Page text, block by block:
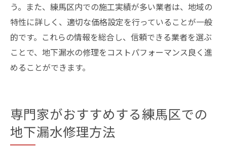
う。また、練馬区内での施工実績が多い業者は、地域の
特性に詳しく、適切な価格設定を行っていることが一般
的です。これらの情報を総合し、信頼できる業者を選ぶ
ことで、地下漏水の修理をコストパフォーマンス良く進
めることができます。
専門家がおすすめする練馬区での
地下漏水修理方法